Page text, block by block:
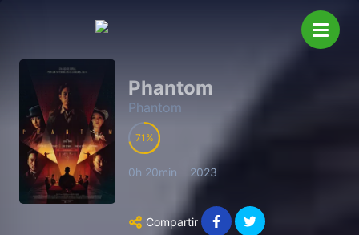
Phantom
Phantom
71
0h 20min 2023
Compartir